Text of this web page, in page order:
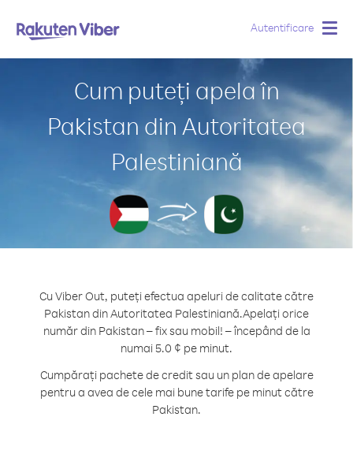
Autentificare
Cum puteți apela în
Pakistan din Autoritatea
Palestiniană
Cu Viber Out, puteți efectua apeluri de calitate către
Pakistan din Autoritatea Palestiniană.Apelați orice
număr din Pakistan – fix sau mobil! – începând de la
numai 5.0 ¢ pe minut.
Cumpărați pachete de credit sau un plan de apelare
pentru a avea de cele mai bune tarife pe minut către
Pakistan.